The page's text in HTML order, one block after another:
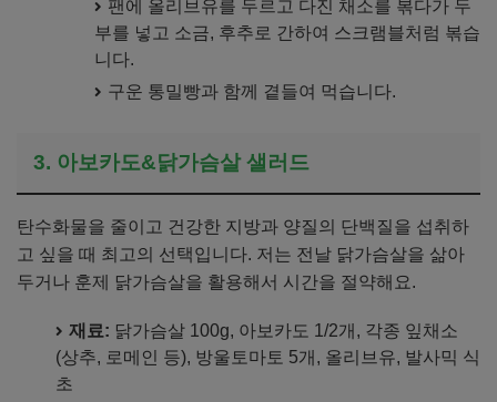
팬에 올리브유를 두르고 다진 채소를 볶다가 두
부를 넣고 소금, 후추로 간하여 스크램블처럼 볶습
니다.
구운 통밀빵과 함께 곁들여 먹습니다.
3. 아보카도&닭가슴살 샐러드
탄수화물을 줄이고 건강한 지방과 양질의 단백질을 섭취하
고 싶을 때 최고의 선택입니다. 저는 전날 닭가슴살을 삶아
두거나 훈제 닭가슴살을 활용해서 시간을 절약해요.
재료: 닭가슴살 100g, 아보카도 1/2개, 각종 잎채소
(상추, 로메인 등), 방울토마토 5개, 올리브유, 발사믹 식
초